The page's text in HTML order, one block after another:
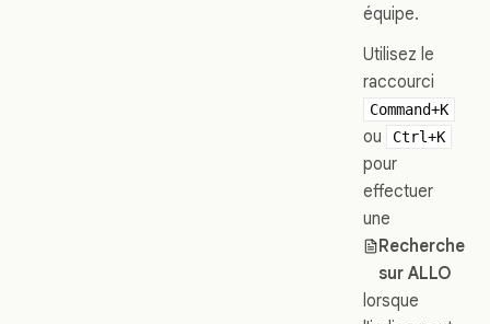
équipe.
Utilisez le
raccourci
Command+K
ou Ctrl+K
pour
effectuer
une
Recherche
sur ALLO
lorsque